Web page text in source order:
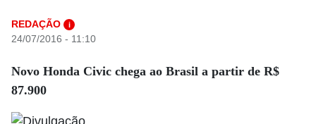
REDAÇÃO i
24/07/2016 - 11:10
Novo Honda Civic chega ao Brasil a partir de R$
87.900